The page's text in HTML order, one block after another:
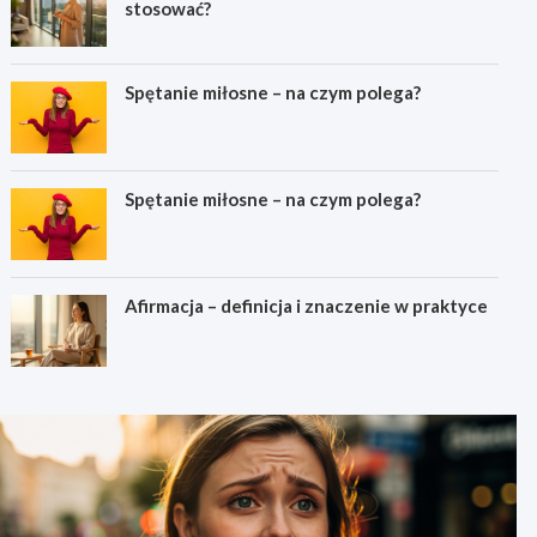
stosować?
Spętanie miłosne – na czym polega?
Spętanie miłosne – na czym polega?
Afirmacja – definicja i znaczenie w praktyce